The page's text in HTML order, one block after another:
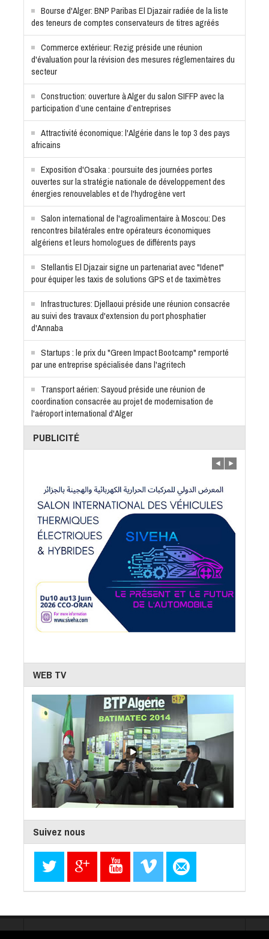
Bourse d'Alger: BNP Paribas El Djazair radiée de la liste
des teneurs de comptes conservateurs de titres agréés
Commerce extérieur: Rezig préside une réunion
d'évaluation pour la révision des mesures réglementaires du
secteur
Construction: ouverture à Alger du salon SIFFP avec la
participation d’une centaine d’entreprises
Attractivité économique: l'Algérie dans le top 3 des pays
africains
Exposition d'Osaka : poursuite des journées portes
ouvertes sur la stratégie nationale de développement des
énergies renouvelables et de l'hydrogène vert
Salon international de l'agroalimentaire à Moscou: Des
rencontres bilatérales entre opérateurs économiques
algériens et leurs homologues de différents pays
Stellantis El Djazair signe un partenariat avec "Idenet"
pour équiper les taxis de solutions GPS et de taximètres
Infrastructures: Djellaoui préside une réunion consacrée
au suivi des travaux d'extension du port phosphatier
d'Annaba
Startups : le prix du "Green Impact Bootcamp" remporté
par une entreprise spécialisée dans l'agritech
Transport aérien: Sayoud préside une réunion de
coordination consacrée au projet de modernisation de
l'aéroport international d'Alger
PUBLICITÉ
WEB TV
Suivez nous